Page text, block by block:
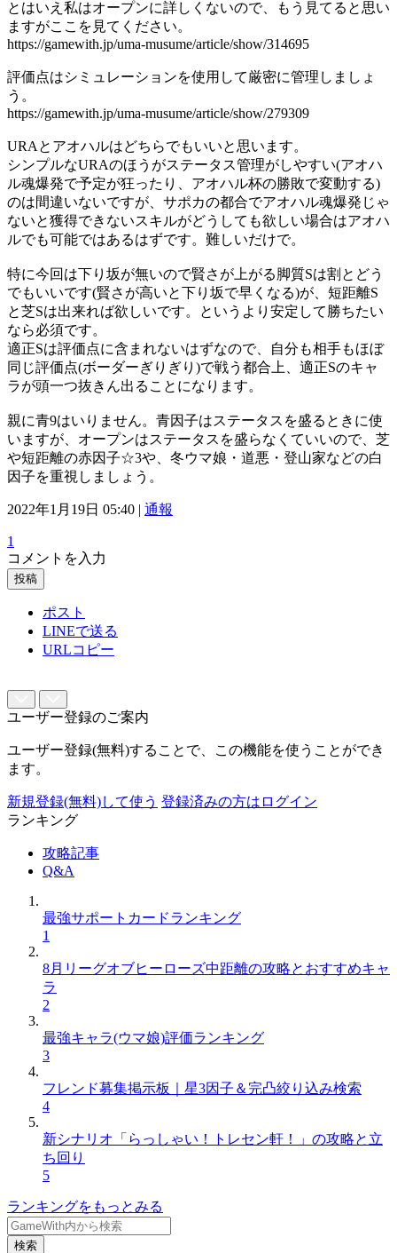
とはいえ私はオープンに詳しくないので、もう見てると思い
ますがここを見てください。
https://gamewith.jp/uma-musume/article/show/314695
評価点はシミュレーションを使用して厳密に管理しましょ
う。
https://gamewith.jp/uma-musume/article/show/279309
URAとアオハルはどちらでもいいと思います。
シンプルなURAのほうがステータス管理がしやすい(アオハ
ル魂爆発で予定が狂ったり、アオハル杯の勝敗で変動する)
のは間違いないですが、サポカの都合でアオハル魂爆発じゃ
ないと獲得できないスキルがどうしても欲しい場合はアオハ
ルでも可能ではあるはずです。難しいだけで。
特に今回は下り坂が無いので賢さが上がる脚質Sは割とどう
でもいいです(賢さが高いと下り坂で早くなる)が、短距離S
と芝Sは出来れば欲しいです。というより安定して勝ちたい
なら必須です。
適正Sは評価点に含まれないはずなので、自分も相手もほぼ
同じ評価点(ボーダーぎりぎり)で戦う都合上、適正Sのキャ
ラが頭一つ抜きん出ることになります。
親に青9はいりません。青因子はステータスを盛るときに使
いますが、オープンはステータスを盛らなくていいので、芝
や短距離の赤因子☆3や、冬ウマ娘・道悪・登山家などの白
因子を重視しましょう。
2022年1月19日 05:40 | 通報
1
コメントを入力
投稿
ポスト
LINEで送る
URLコピー
ユーザー登録のご案内
ユーザー登録(無料)することで、この機能を使うことができ
ます。
新規登録(無料)して使う 登録済みの方はログイン
ランキング
攻略記事
Q&A
最強サポートカードランキング
1
8月リーグオブヒーローズ中距離の攻略とおすすめキャ
ラ
2
最強キャラ(ウマ娘)評価ランキング
3
フレンド募集掲示板｜星3因子＆完凸絞り込み検索
4
新シナリオ「らっしゃい！トレセン軒！」の攻略と立
ち回り
5
ランキングをもっとみる
検索